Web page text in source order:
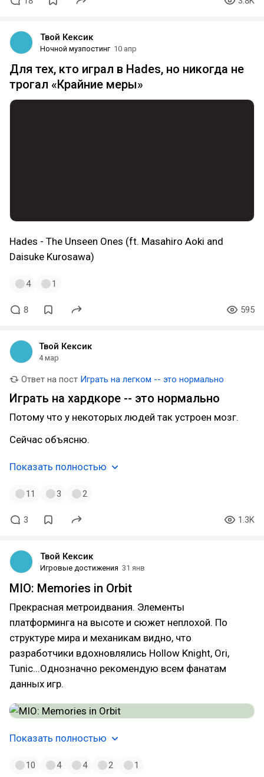
Твой Кексик
Ночной музпостинг 10 апр
Для тех, кто играл в Hades, но никогда не
трогал «Крайние меры»
Hades - The Unseen Ones (ft. Masahiro Aoki and
Daisuke Kurosawa)
4 1
8 595
Твой Кексик
4 мар
Ответ на пост Играть на легком -- это нормально
Играть на хардкоре -- это нормально
Потому что у некоторых людей так устроен мозг.
Сейчас объясню.
Показать полностью
11 3 2
3 1.3K
Твой Кексик
Игровые достижения 31 янв
MIO: Memories in Orbit
Прекрасная метроидвания. Элементы
платформинга на высоте и сюжет неплохой. По
структуре мира и механикам видно, что
разработчики вдохновлялись Hollow Knight, Ori,
Tunic...Однозначно рекомендую всем фанатам
данных игр.
Показать полностью
10 4 4 2 1